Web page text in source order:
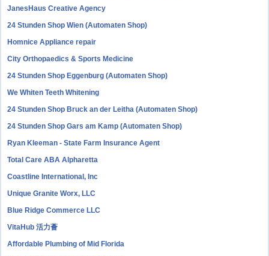
JanesHaus Creative Agency
24 Stunden Shop Wien (Automaten Shop)
Homnice Appliance repair
City Orthopaedics & Sports Medicine
24 Stunden Shop Eggenburg (Automaten Shop)
We Whiten Teeth Whitening
24 Stunden Shop Bruck an der Leitha (Automaten Shop)
24 Stunden Shop Gars am Kamp (Automaten Shop)
Ryan Kleeman - State Farm Insurance Agent
Total Care ABA Alpharetta
Coastline International, Inc
Unique Granite Worx, LLC
Blue Ridge Commerce LLC
VitaHub 活力薈
Affordable Plumbing of Mid Florida